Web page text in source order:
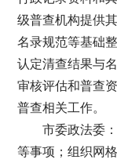
级普查机构提供
名录规范等基础
认定清查结果与
审核评估和普查
普查相关工作。
市委政法委
等事项；组织网